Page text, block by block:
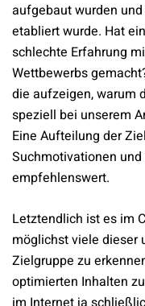
aufgebaut wurden
etabliert wurde. Hat
schlechte Erfahrung
Wettbewerbs
die aufzeigen, warum
speziell bei unserem
Eine Aufteilung der
Suchmotivationen
empfehlenswert.
Letztendlich ist es im
möglichst viele dieser
Zielgruppe zu
optimierten Inhalten